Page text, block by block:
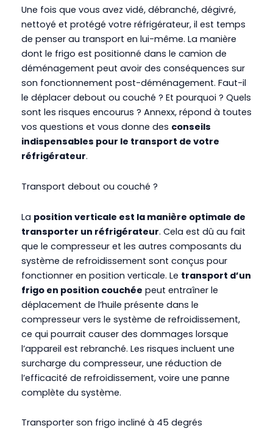
Une fois que vous avez vidé, débranché, dégivré,
nettoyé et protégé votre réfrigérateur, il est temps
de penser au transport en lui-même. La manière
dont le frigo est positionné dans le camion de
déménagement peut avoir des conséquences sur
son fonctionnement post-déménagement. Faut-il
le déplacer debout ou couché ? Et pourquoi ? Quels
sont les risques encourus ? Annexx, répond à toutes
vos questions et vous donne des conseils
indispensables pour le transport de votre
réfrigérateur.
Transport debout ou couché ?
La position verticale est la manière optimale de
transporter un réfrigérateur. Cela est dû au fait
que le compresseur et les autres composants du
système de refroidissement sont conçus pour
fonctionner en position verticale. Le transport d’un
frigo en position couchée peut entraîner le
déplacement de l’huile présente dans le
compresseur vers le système de refroidissement,
ce qui pourrait causer des dommages lorsque
l’appareil est rebranché. Les risques incluent une
surcharge du compresseur, une réduction de
l’efficacité de refroidissement, voire une panne
complète du système.
Transporter son frigo incliné à 45 degrés